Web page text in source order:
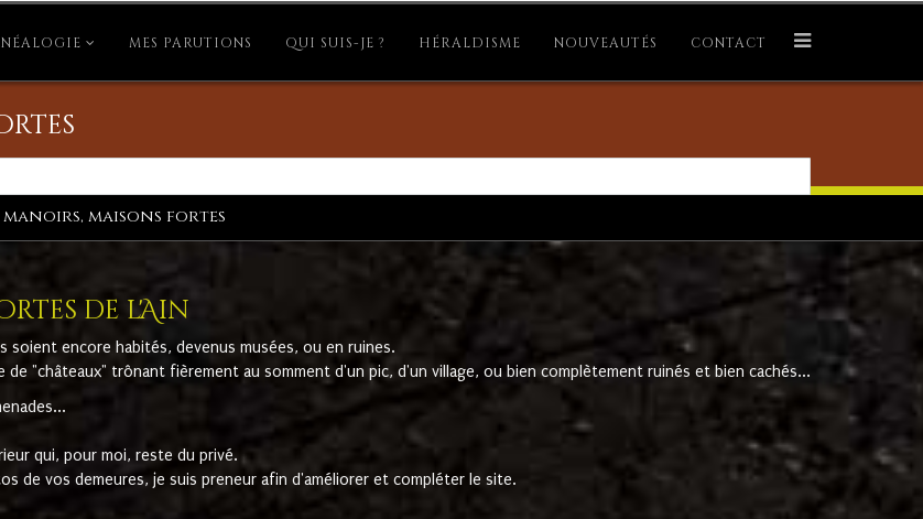
MES PARUTIONS QUI SUIS-JE ? HÉRALDISME NOUVEAUTÉS CONTACT
maisons fortes
de l'Ain
soient encore habités, devenus musées, ou en ruines.
"châteaux" trônant fièrement au somment d'un pic, d'un village, ou bien complètement ruinés et bien cachés...
qui, pour moi, reste du privé.
de vos demeures, je suis preneur afin d'améliorer et compléter le site.